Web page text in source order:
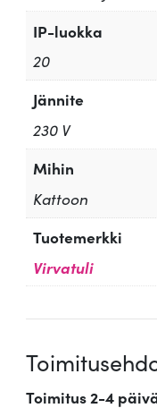
IP-luokka
20
Jännite
230 V
Mihin
Kattoon
Tuotemerkki
Virvatuli
Toimitus 2-4